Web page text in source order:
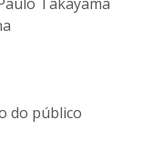
do público